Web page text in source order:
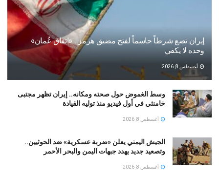
إيران تضع شرطاً حاسماً لفتح مضيق هرمز.. «اتفاق عُمان»
وحده لا يكفي
أغسطس 8, 2026
وسط الغموض حول صحته ومكانه.. إيران تظهر مجتبى
خامنئي في أول فيديو منذ توليه القيادة
أغسطس 8, 2026
الجيش اليمني يعلن «ضربة عسكرية» ضد الحوثيين..
وتصعيد جديد يهدد جبهات اليمن والبحر الأحمر
أغسطس 8, 2026